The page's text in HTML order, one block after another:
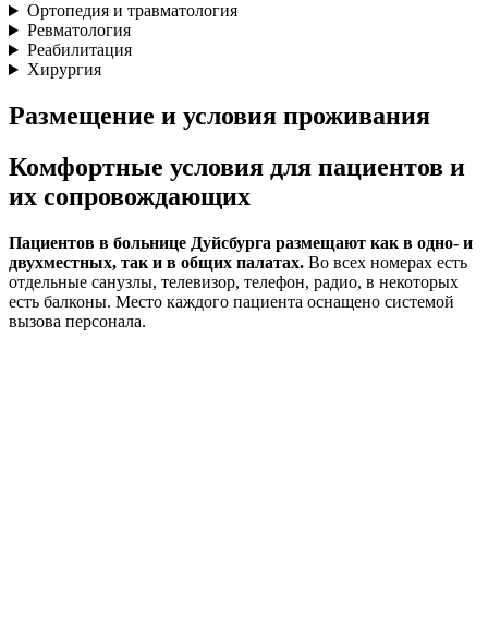
Ортопедия и травматология
Ревматология
Реабилитация
Хирургия
Размещение и условия проживания
Комфортные условия для пациентов и
их сопровождающих
Пациентов в больнице Дуйсбурга размещают как в одно- и
двухместных, так и в общих палатах. Во всех номерах есть
отдельные санузлы, телевизор, телефон, радио, в некоторых
есть балконы. Место каждого пациента оснащено системой
вызова персонала.